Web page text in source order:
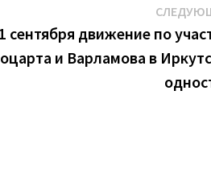
сентября движение по
и Варламова в